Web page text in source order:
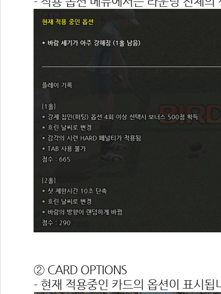
② CARD OPTIONS
- 현재 적용중인 카드의 옵션이 표시됩